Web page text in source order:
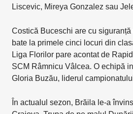
Liscevic, Mireya Gonzalez sau
Costică Buceschi are cu
bate la primele cinci locuri din
Liga Florilor pare acontat de
SCM Râmnicu Vâlcea. O echipă
Gloria Buzău, liderul
În actualul sezon, Brăila le-a